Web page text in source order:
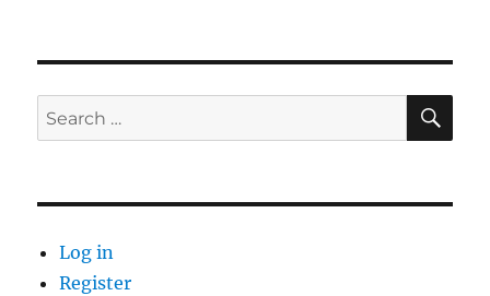
Search
for:
Log in
Register